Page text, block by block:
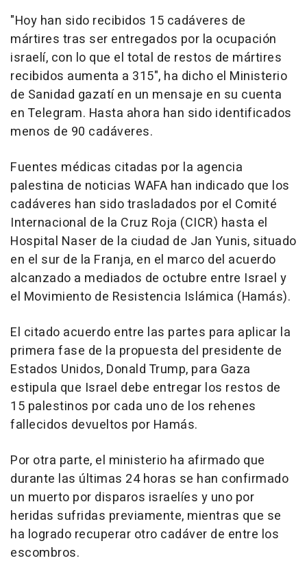
"Hoy han sido recibidos 15 cadáveres de
mártires tras ser entregados por la ocupación
israelí, con lo que el total de restos de mártires
recibidos aumenta a 315", ha dicho el Ministerio
de Sanidad gazatí en un mensaje en su cuenta
en Telegram. Hasta ahora han sido identificados
menos de 90 cadáveres.
Fuentes médicas citadas por la agencia
palestina de noticias WAFA han indicado que los
cadáveres han sido trasladados por el Comité
Internacional de la Cruz Roja (CICR) hasta el
Hospital Naser de la ciudad de Jan Yunis, situado
en el sur de la Franja, en el marco del acuerdo
alcanzado a mediados de octubre entre Israel y
el Movimiento de Resistencia Islámica (Hamás).
El citado acuerdo entre las partes para aplicar la
primera fase de la propuesta del presidente de
Estados Unidos, Donald Trump, para Gaza
estipula que Israel debe entregar los restos de
15 palestinos por cada uno de los rehenes
fallecidos devueltos por Hamás.
Por otra parte, el ministerio ha afirmado que
durante las últimas 24 horas se han confirmado
un muerto por disparos israelíes y uno por
heridas sufridas previamente, mientras que se
ha logrado recuperar otro cadáver de entre los
escombros.